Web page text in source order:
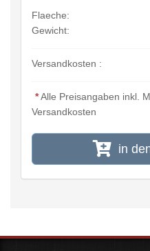
Flaeche:
Gewicht:
Versandkosten :
*Alle Preisangaben inkl.
Versandkosten
in